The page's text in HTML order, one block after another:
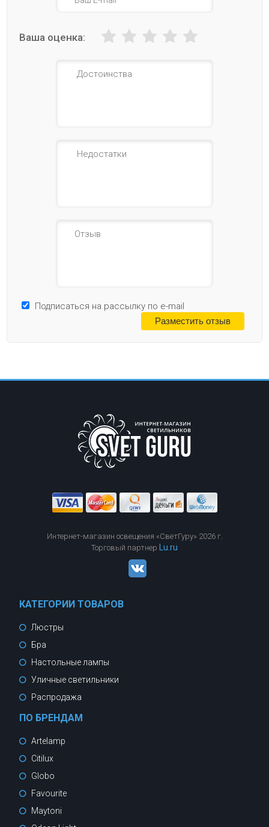
Ваша оценка:
Подписаться на рассылку по e-mail
Интернет-магазин освещения «СветГуру» 2026 г.
Торговый партнер Lu.ru
КАТЕГОРИИ ТОВАРОВ
Люстры
Бра
Настольные лампы
Уличные светильники
Распродажа
ПО БРЕНДАМ
Artelamp
Citilux
Globo
Favourite
Maytoni